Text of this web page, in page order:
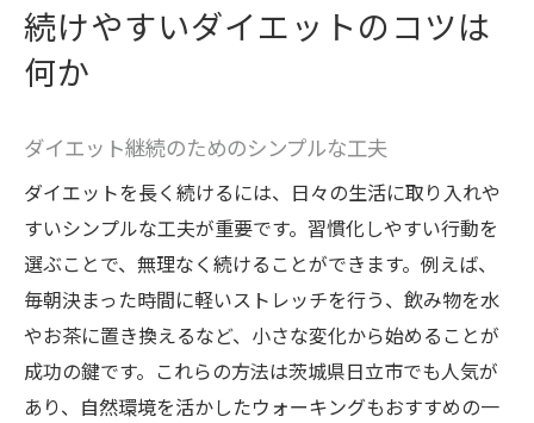
続けやすいダイエットのコツは
何か
ダイエット継続のためのシンプルな工夫
ダイエットを長く続けるには、日々の生活に取り入れや
すいシンプルな工夫が重要です。習慣化しやすい行動を
選ぶことで、無理なく続けることができます。例えば、
毎朝決まった時間に軽いストレッチを行う、飲み物を水
やお茶に置き換えるなど、小さな変化から始めることが
成功の鍵です。これらの方法は茨城県日立市でも人気が
あり、自然環境を活かしたウォーキングもおすすめの一